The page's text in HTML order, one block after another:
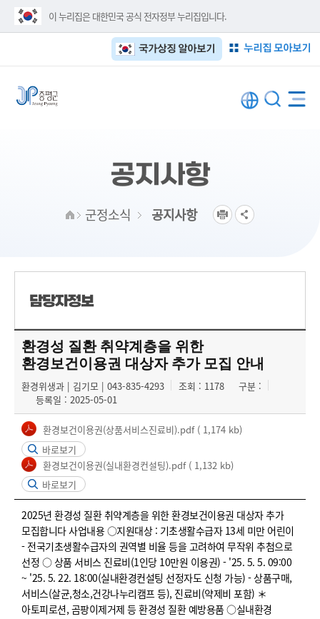
이 누리집은 대한민국 공식 전자정부 누리집입니다.
누리집 모아보기
국가상징 알아보기
공지사항
군정소식 공지사항
담당자정보
환경성 질환 취약계층을 위한
환경보건이용권 대상자 추가 모집 안내
환경위생과 | 김기모 | 043-835-4293 조회 : 1178
구분 :
등록일 : 2025-05-01
환경보건이용권(상품서비스진료비).pdf ( 1,174 kb)
바로보기
환경보건이용권(실내환경컨설팅).pdf ( 1,132 kb)
바로보기
2025년 환경성 질환 취약계층을 위한 환경보건이용권 대상자 추가
모집합니다 사업내용 ○지원대상 : 기초생활수급자 13세 미만 어린이
- 전국기초생활수급자의 권역별 비율 등을 고려하여 무작위 추첨으로
선정 ○ 상품 서비스 진료비(1인당 10만원 이용권) - '25. 5. 5. 09:00
~ '25. 5. 22. 18:00(실내환경컨설팅 선정자도 신청 가능) - 상품구매,
서비스(살균,청소,건강나누리캠프 등), 진료비(약제비 포함) ＊
아토피로션, 곰팡이제거제 등 환경성 질환 예방용품 ○실내환경